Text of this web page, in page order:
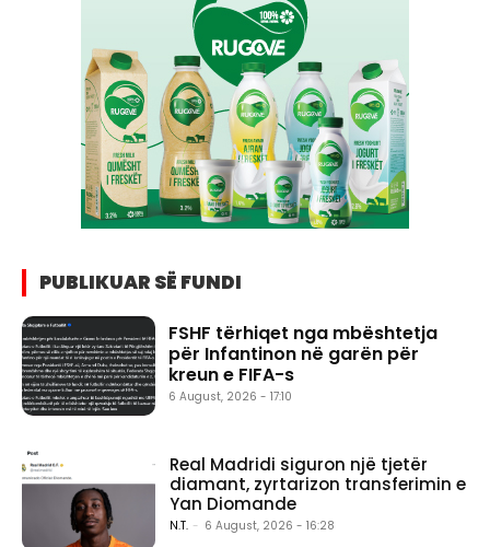
PUBLIKUAR SË FUNDI
FSHF tërhiqet nga mbështetja
për Infantinon në garën për
kreun e FIFA-s
6 August, 2026 - 17:10
Real Madridi siguron një tjetër
diamant, zyrtarizon transferimin e
Yan Diomande
N.T. - 6 August, 2026 - 16:28